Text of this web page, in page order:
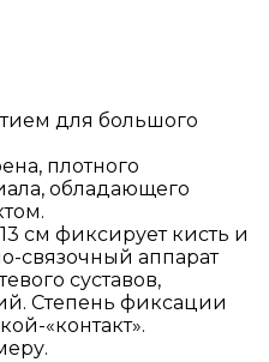
для большого
плотного
обладающего
см фиксирует кисть и
связочный аппарат
суставов,
Степень фиксации
«контакт».